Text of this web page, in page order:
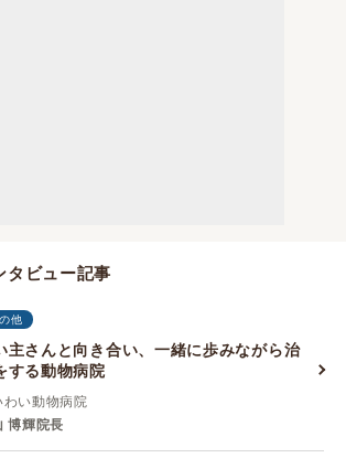
タビュー記事
他
主さんと向き合い、一緒に歩みながら治
する動物病院
わい動物病院
博輝院長